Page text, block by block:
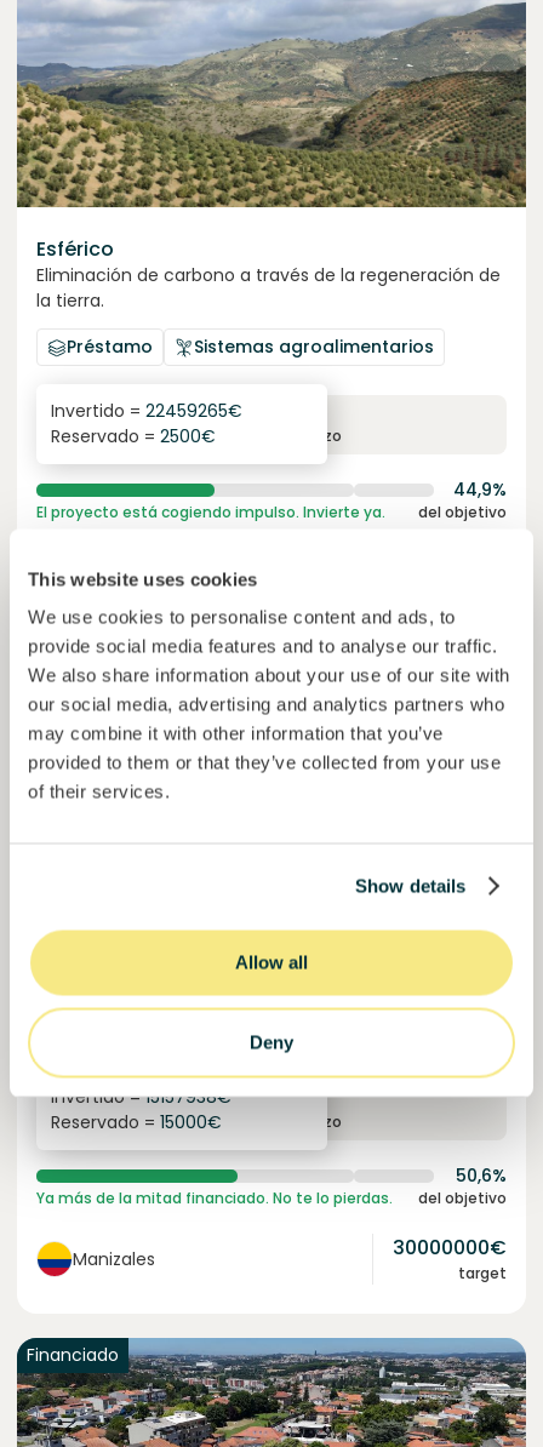
This website uses cookies
We use cookies to personalise content and ads, to
provide social media features and to analyse our traffic.
We also share information about your use of our site with
our social media, advertising and analytics partners who
may combine it with other information that you’ve
provided to them or that they’ve collected from your use
of their services.
Show details
Allow all
Deny
Esférico
Eliminación de carbono a través de la regeneración de
la tierra.
Préstamo
Sistemas agroalimentarios
6.3%
interés anual plazo
Invertido = 22459265€
Reservado = 2500€
44,9%
El proyecto está cogiendo impulso. Invierte ya. del objetivo
Murcia
Únete a1023inversores
Cacao certificado para comunidades resilientes.
Sistemas agroalimentarios
6.1%
interés anual
6
plazo
Invertido = 15157938€
Reservado = 15000€
50,6%
Ya más de la mitad financiado. No te lo pierdas. del objetivo
Manizales 30000000€
target
Financiado